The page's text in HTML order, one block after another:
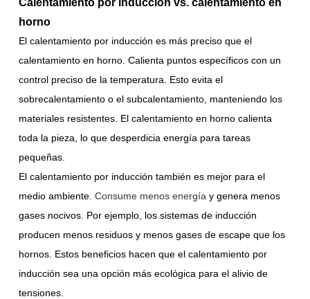
horno
El calentamiento por inducción es más preciso que el
calentamiento en horno. Calienta puntos específicos con un
control preciso de la temperatura. Esto evita el
sobrecalentamiento o el subcalentamiento, manteniendo los
materiales resistentes. El calentamiento en horno calienta
toda la pieza, lo que desperdicia energía para tareas
pequeñas.
El calentamiento por inducción también es mejor para el
medio ambiente.Consume menos energía y genera menos
gases nocivos. Por ejemplo, los sistemas de inducción
producen menos residuos y menos gases de escape que los
hornos. Estos beneficios hacen que el calentamiento por
inducción sea una opción más ecológica para el alivio de
tensiones.